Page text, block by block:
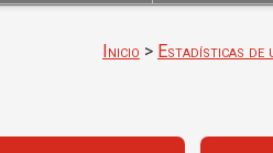
Inicio > Estadísticas de